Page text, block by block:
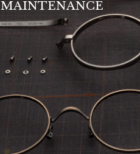
MAINTENANCE